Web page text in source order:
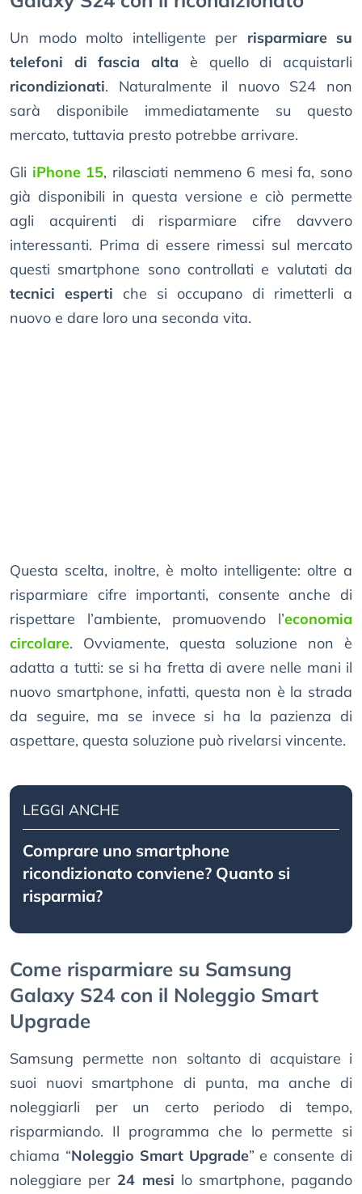
Un modo molto intelligente per risparmiare su
telefoni di fascia alta è quello di acquistarli
ricondizionati. Naturalmente il nuovo S24 non
sarà disponibile immediatamente su questo
mercato, tuttavia presto potrebbe arrivare.
Gli iPhone 15, rilasciati nemmeno 6 mesi fa, sono
già disponibili in questa versione e ciò permette
agli acquirenti di risparmiare cifre davvero
interessanti. Prima di essere rimessi sul mercato
questi smartphone sono controllati e valutati da
tecnici esperti che si occupano di rimetterli a
nuovo e dare loro una seconda vita.
Questa scelta, inoltre, è molto intelligente: oltre a
risparmiare cifre importanti, consente anche di
rispettare l’ambiente, promuovendo l’economia
circolare. Ovviamente, questa soluzione non è
adatta a tutti: se si ha fretta di avere nelle mani il
nuovo smartphone, infatti, questa non è la strada
da seguire, ma se invece si ha la pazienza di
aspettare, questa soluzione può rivelarsi vincente.
LEGGI ANCHE
Comprare uno smartphone
ricondizionato conviene? Quanto si
risparmia?
Come risparmiare su Samsung
Galaxy S24 con il Noleggio Smart
Upgrade
Samsung permette non soltanto di acquistare i
suoi nuovi smartphone di punta, ma anche di
noleggiarli per un certo periodo di tempo,
risparmiando. Il programma che lo permette si
chiama “Noleggio Smart Upgrade” e consente di
noleggiare per 24 mesi lo smartphone, pagando